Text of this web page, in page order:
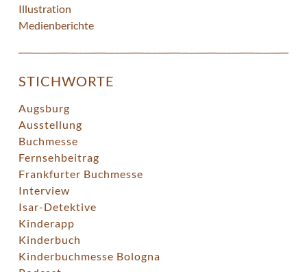
Illustration
Medienberichte
STICHWORTE
Augsburg
Ausstellung
Buchmesse
Fernsehbeitrag
Frankfurter Buchmesse
Interview
Isar-Detektive
Kinderapp
Kinderbuch
Kinderbuchmesse Bologna